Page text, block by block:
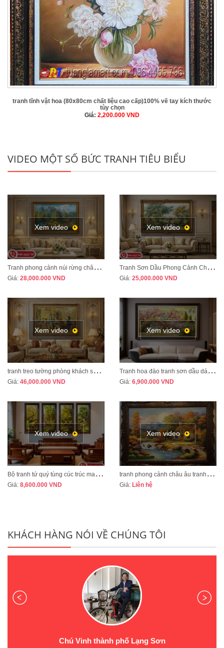
tranh tĩnh vật hoa (80x80cm chất liệu cao cấp)100% vẽ tay kích thước
tùy chọn
Giá: 2,200.000 VND
VIDEO MỘT SỐ BỨC TRANH TIÊU BIỂU
Xem video
T
ranh phong cảnh núi rừng châu Âu treo phòng khách tân cổ điển sang trọng MÃ CD03
Giá: 28,000.000 VND
Xem video
T
ranh Sơn Dầu Phong Cảnh Châu Âu Treo Phòng Khách – Sang Trọng, Đẳng Cấp MÃ CD04
Giá: 25,000.000 VND
Xem video
t
ranh treo tường phòng khách sang trọng phong cách tân cổ điển mã CD02
Giá: 46,000.000 VND
Xem video
T
ranh hoa đào tranh sơn dầu dát vàng vẽ thủ công MÃ HD07
Giá: 6,900.000 VND
Xem video
B
ộ tranh tứ quý tùng cúc trúc mai tranh bốn mùa xuân hạ thu đông mã TQ13A
Giá: 8,600.000 VND
Xem video
t
ranh phong cảnh châu âu tranh sơn dầu cao cấp mã CA01
Giá: Liên hệ
KHÁCH HÀNG NÓI VỀ CHÚNG TÔI
Chú Vinh thành phố Lạng Sơn